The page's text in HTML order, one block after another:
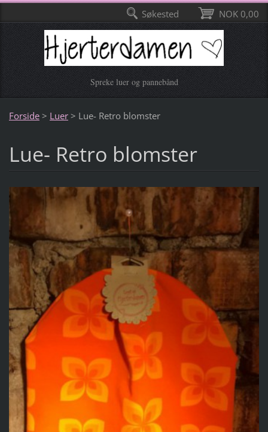
Spreke luer og pannebånd
Forside > Luer > Lue- Retro blomster
Lue- Retro blomster
NOK 0,00
Søkested